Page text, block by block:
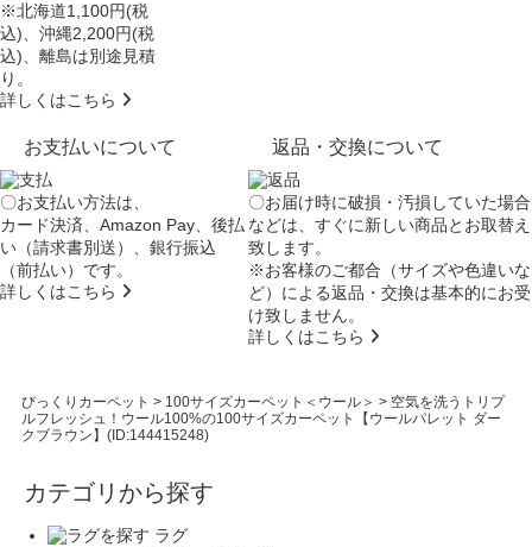
※北海道1,100円(税
込)、沖縄2,200円(税
込)、離島は別途見積
り。
詳しくはこちら
お支払いについて
〇お支払い方法は、
カード決済、Amazon Pay、後払
い（請求書別送）、銀行振込
（前払い）です。
詳しくはこちら
返品・交換について
〇お届け時に破損・汚損していた場合
などは、すぐに新しい商品とお取替え
致します。
※お客様のご都合（サイズや色違いな
ど）による返品・交換は基本的にお受
け致しません。
詳しくはこちら
びっくりカーペット > 100サイズカーペット＜ウール＞ > 空気を洗うトリプ
ルフレッシュ！ウール100%の100サイズカーペット【ウールパレット ダー
クブラウン】(ID:144415248)
カテゴリから探す
ラグ